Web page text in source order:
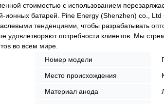
стоимостью с использованием
батарей. Pine Energy (Shenzhen) co., Ltd
тенденциями, чтобы разрабатывать
потребности клиентов. Мы
во всем мире.
Номер модели
Место происхождения
Материал анода